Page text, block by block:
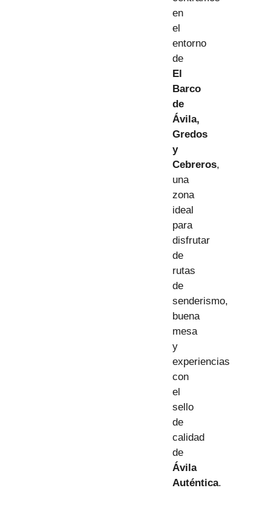
en
el
entorno
de
El
Barco
de
Ávila,
Gredos
y
Cebreros,
una
zona
ideal
para
disfrutar
de
rutas
de
senderismo,
buena
mesa
y
experiencias
con
el
sello
de
calidad
de
Ávila
Auténtica.